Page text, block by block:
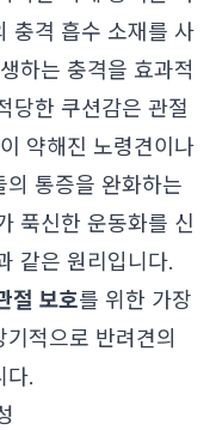
충격 흡수 소재를 사
하는 충격을 효과적
당한 쿠션감은 관절
약해진 노령견이나
통증을 완화하는
푹신한 운동화를 신
같은 원리입니다.
절 보호를 위한 가장
적으로 반려견의
다.